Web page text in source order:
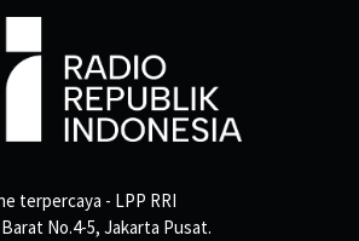
terpercaya - LPP RRI
No.4-5, Jakarta Pusat.